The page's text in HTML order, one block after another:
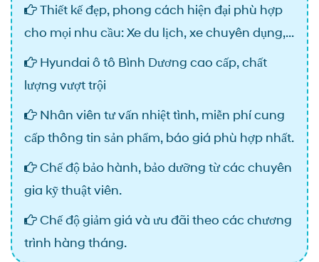
Thiết kế đẹp, phong cách hiện đại phù hợp
cho mọi nhu cầu: Xe du lịch, xe chuyên dụng,...
Hyundai ô tô Bình Dương cao cấp, chất
lượng vượt trội
Nhân viên tư vấn nhiệt tình, miễn phí cung
cấp thông tin sản phẩm, báo giá phù hợp nhất.
Chế độ bảo hành, bảo dưỡng từ các chuyên
gia kỹ thuật viên.
Chế độ giảm giá và ưu đãi theo các chương
trình hàng tháng.